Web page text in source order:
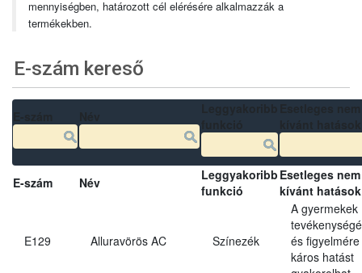
mennyiségben, határozott cél elérésére alkalmazzák a
termékekben.
E-szám kereső
E-szám Név
Leggyakoribb
funkció
Esetleges nem
kívánt hatások
E129 Alluravörös AC Színezék
A gyermekek
és figyelmére
káros hatást